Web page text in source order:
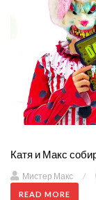
Катя и Макс
Мистер Макс /
READ MORE